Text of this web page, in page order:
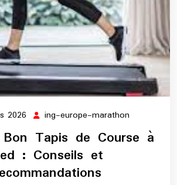
2026 09
mars
2026
ing-europe-marathon
europe-
marathon
Tapis de Course à
: Conseils et